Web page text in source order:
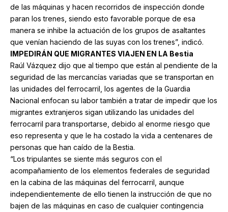
de las máquinas y hacen recorridos de inspección donde
paran los trenes, siendo esto favorable porque de esa
manera se inhibe la actuación de los grupos de asaltantes
que venían haciendo de las suyas con los trenes”, indicó.
IMPEDIRÁN QUE MIGRANTES VIAJEN EN LA Bestia
Raúl Vázquez dijo que al tiempo que están al pendiente de la
seguridad de las mercancías variadas que se transportan en
las unidades del ferrocarril, los agentes de la Guardia
Nacional enfocan su labor también a tratar de impedir que los
migrantes extranjeros sigan utilizando las unidades del
ferrocarril para transportarse, debido al enorme riesgo que
eso representa y que le ha costado la vida a centenares de
personas que han caído de la Bestia.
“Los tripulantes se siente más seguros con el
acompañamiento de los elementos federales de seguridad
en la cabina de las máquinas del ferrocarril, aunque
independientemente de ello tienen la instrucción de que no
bajen de las máquinas en caso de cualquier contingencia